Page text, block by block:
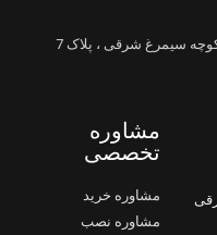
سیمرغ شرقی ، پلاک 7
مشاوره
تخصصی
مشاوره خرید
مشاوره نصب